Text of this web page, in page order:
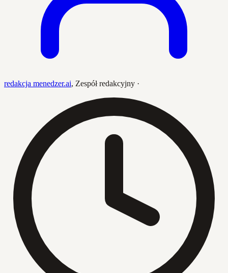
redakcja menedzer.ai, Zespół redakcyjny ·